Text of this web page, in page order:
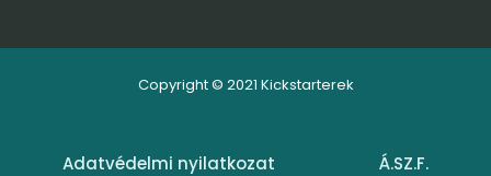
Copyright © 2021 Kickstarterek
Adatvédelmi nyilatkozat Á.SZ.F.